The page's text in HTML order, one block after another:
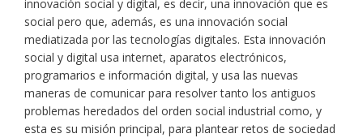
innovación social y digital, es decir, una innovación que es
social pero que, además, es una innovación social
mediatizada por las tecnologías digitales. Esta innovación
social y digital usa internet, aparatos electrónicos,
programarios e información digital, y usa las nuevas
maneras de comunicar para resolver tanto los antiguos
problemas heredados del orden social industrial como, y
esta es su misión principal, para plantear retos de sociedad